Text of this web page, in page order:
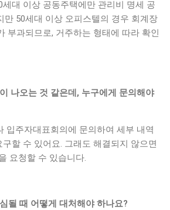
대 이상 공동주택에만 관리비 명세 공
만 50세대 이상 오피스텔의 경우 회계장
부과되므로, 거주하는 형태에 따라 확인
나오는 것 같은데, 누구에게 문의해야
입주자대표회의에 문의하여 세부 내역
할 수 있어요. 그래도 해결되지 않으면
요청할 수 있습니다.
될 때 어떻게 대처해야 하나요?